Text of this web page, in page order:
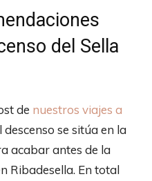
del Sella
de nuestros viajes a
se sitúa en la
acabar antes de la
Ribadesella. En total